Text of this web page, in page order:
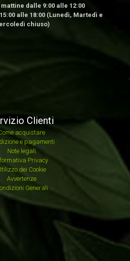
dalle 9:00 alle 12:00
alle 18:00 (Lunedì, Martedì e
chiuso)
Clienti
acquistare
e pagamenti
Note legali
Privacy
dei Cookie
Avvertenze
Generali